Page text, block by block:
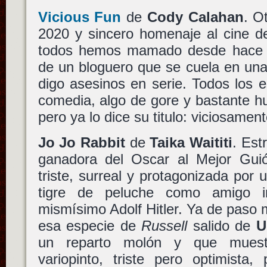
Vicious Fun de Cody Calahan.
2020 y sincero homenaje al cine
todos hemos mamado desde
de un bloguero que se cuela en
digo asesinos en serie. Todos los
comedia, algo de gore y bastante
pero ya lo dice su titulo:
Jo Jo RabbitdeTaika Waititi.
ganadora del Oscar al Mejor
triste, surreal y protagonizada por
tigre de peluche como amigo
mismísimo Adolf Hitler. Ya de paso
esa especie de Russellsalido de
un reparto molón y que
variopinto, triste pero optimista,